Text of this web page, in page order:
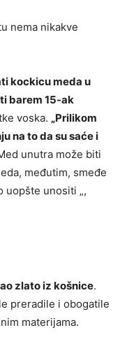
nema nikakve
kockicu meda u
barem 15-ak
voska. „Prilikom
na to da su saće i
unutra može biti
međutim, smeđe
uopšte unositi „,
zlato iz košnice.
preradile i obogatile
materijama.